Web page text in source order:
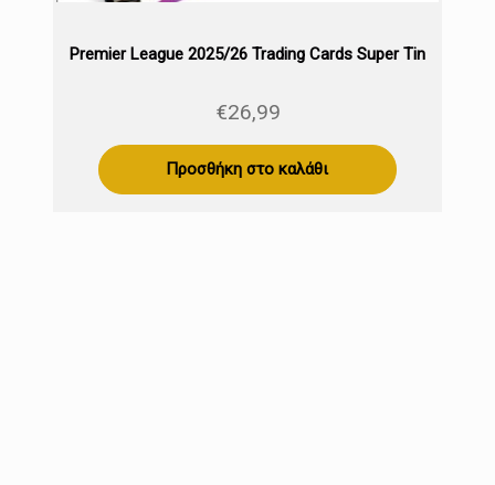
Premier League 2025/26 Trading Cards Super Tin
€26,99
Προσθήκη στο καλάθι